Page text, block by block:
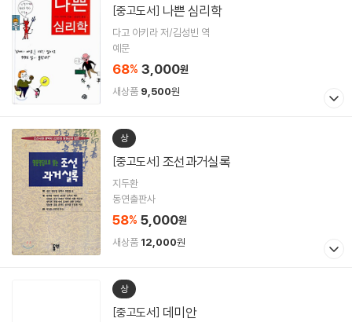
[중고도서] 나쁜 심리학
다고 아키라 저/김성빈 역
예문
68% 3,000원
새상품 9,500원
상
[중고도서] 조선과거실록
지두환
동연출판사
58% 5,000원
새상품 12,000원
상
[중고도서] 데미안